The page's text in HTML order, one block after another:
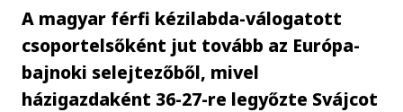
A magyar férfi kézilabda-válogatott
csoportelsőként jut tovább az Európa-
bajnoki selejtezőből, mivel
házigazdaként 36-27-re legyőzte Svájcot